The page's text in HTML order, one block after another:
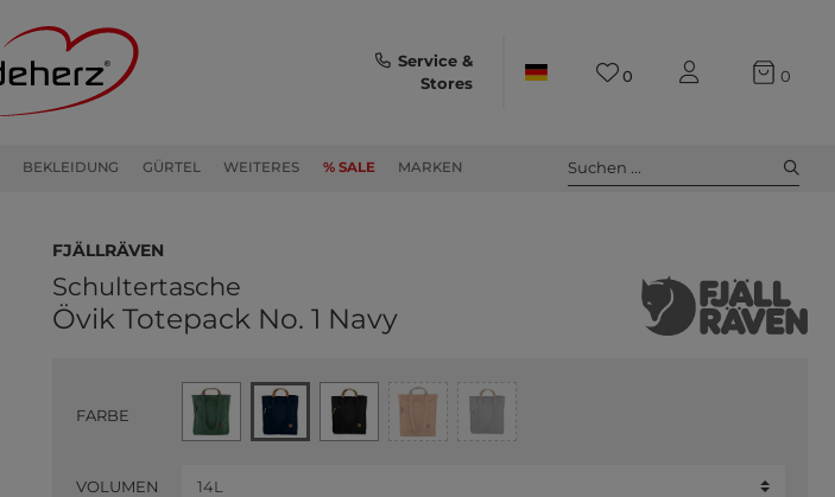
BEKLEIDUNG GÜRTEL WEITERES % SALE MARKEN
Service &
Stores
0 0
Suchen ...
Fjällräven
Schultertasche
Övik Totepack No. 1 Navy
FARBE
VOLUMEN